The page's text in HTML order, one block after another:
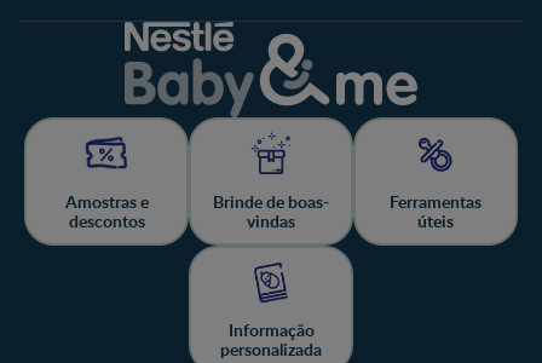
Amostras e
descontos
Brinde de boas-
vindas
Ferramentas
úteis
Informação
personalizada